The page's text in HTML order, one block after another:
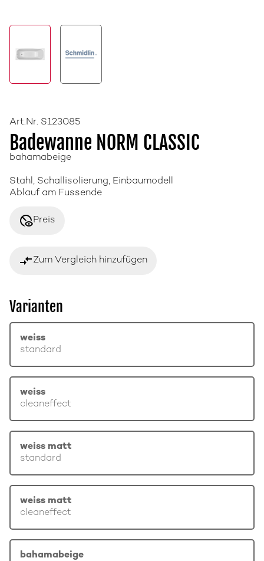
Art.Nr. S123085
Badewanne NORM CLASSIC
bahamabeige
Stahl, Schallisolierung, Einbaumodell
Ablauf am Fussende
disabled_visiblePreis
compare_arrowsZum Vergleich hinzufügen
Varianten
weiss
standard
weiss
cleaneffect
weiss matt
standard
weiss matt
cleaneffect
bahamabeige